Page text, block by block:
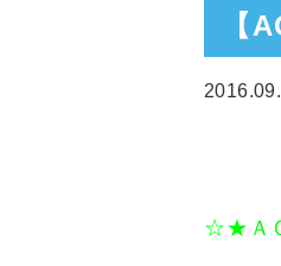
【
☆★Ａ